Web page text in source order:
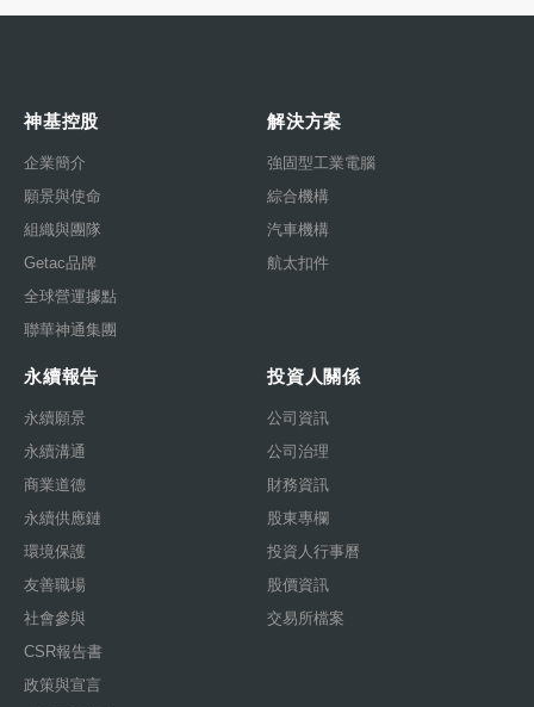
神基控股
企業簡介
願景與使命
組織與團隊
Getac品牌
全球營運據點
聯華神通集團
解決方案
強固型工業電腦
綜合機構
汽車機構
航太扣件
永續報告
永續願景
永續溝通
商業道德
永續供應鏈
環境保護
友善職場
社會參與
CSR報告書
政策與宣言
投資人關係
公司資訊
公司治理
財務資訊
股東專欄
投資人行事曆
股價資訊
交易所檔案